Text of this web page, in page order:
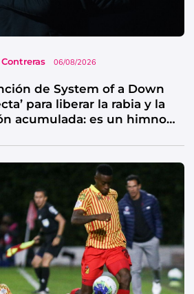
06/08/2026
de System of a Down
para liberar la rabia y la
acumulada: es un himno